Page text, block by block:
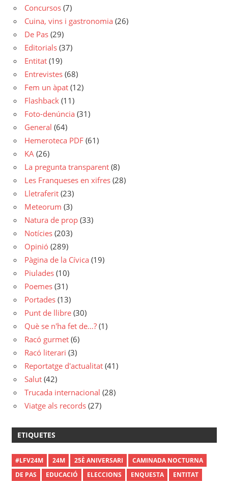
Concursos (7)
Cuina, vins i gastronomia (26)
De Pas (29)
Editorials (37)
Entitat (19)
Entrevistes (68)
Fem un àpat (12)
Flashback (11)
Foto-denúncia (31)
General (64)
Hemeroteca PDF (61)
KA (26)
La pregunta transparent (8)
Les Franqueses en xifres (28)
Lletraferit (23)
Meteorum (3)
Natura de prop (33)
Notícies (203)
Opinió (289)
Pàgina de la Cívica (19)
Piulades (10)
Poemes (31)
Portades (13)
Punt de llibre (30)
Què se n'ha fet de…? (1)
Racó gurmet (6)
Racó literari (3)
Reportatge d'actualitat (41)
Salut (42)
Trucada internacional (28)
Viatge als records (27)
ETIQUETES
#LFV24M 24M 25È ANIVERSARI
CAMINADA NOCTURNA
DE PAS
EDUCACIÓ ELECCIONS ENQUESTA
ENTITAT